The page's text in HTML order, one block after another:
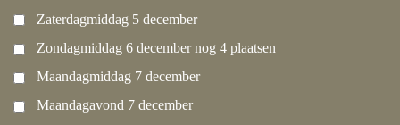
Zaterdagmiddag 5 december
Zondagmiddag 6 december nog 4 plaatsen
Maandagmiddag 7 december
Maandagavond 7 december